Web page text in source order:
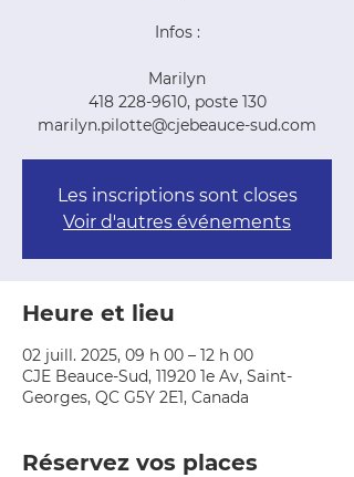
Infos :
Marilyn
418 228-9610, poste 130
marilyn.pilotte@cjebeauce-sud.com
Les inscriptions sont closes
Voir d'autres événements
Heure et lieu
02 juill. 2025, 09 h 00 – 12 h 00
CJE Beauce-Sud, 11920 1e Av, Saint-
Georges, QC G5Y 2E1, Canada
Réservez vos places